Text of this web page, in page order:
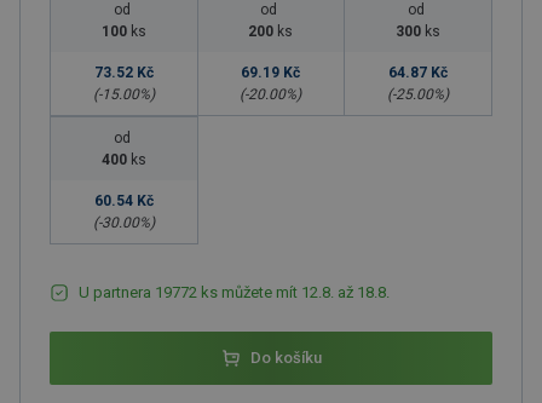
od
100 ks
73.52 Kč
(-15.00%)
od
200 ks
69.19 Kč
(-20.00%)
od
300 ks
64.87 Kč
(-25.00%)
od
400 ks
60.54 Kč
(-30.00%)
U partnera 19772 ks můžete mít 12.8. až 18.8.
Do košíku